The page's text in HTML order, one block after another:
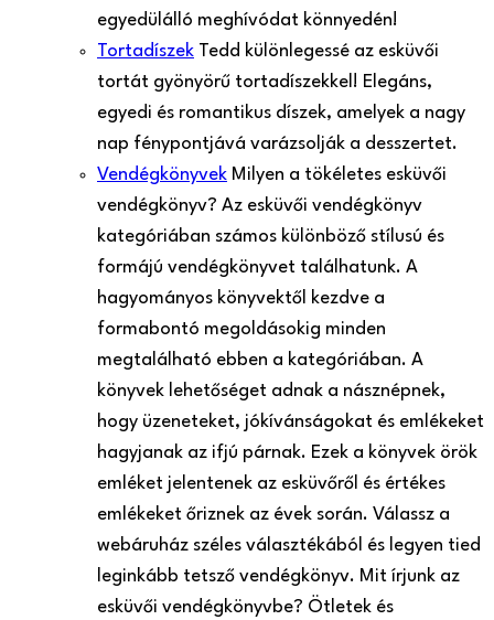
egyedülálló meghívódat könnyedén!
Tortadíszek Tedd különlegessé az esküvői
tortát gyönyörű tortadíszekkel! Elegáns,
egyedi és romantikus díszek, amelyek a nagy
nap fénypontjává varázsolják a desszertet.
Vendégkönyvek Milyen a tökéletes esküvői
vendégkönyv? Az esküvői vendégkönyv
kategóriában számos különböző stílusú és
formájú vendégkönyvet találhatunk. A
hagyományos könyvektől kezdve a
formabontó megoldásokig minden
megtalálható ebben a kategóriában. A
könyvek lehetőséget adnak a násznépnek,
hogy üzeneteket, jókívánságokat és emlékeket
hagyjanak az ifjú párnak. Ezek a könyvek örök
emléket jelentenek az esküvőről és értékes
emlékeket őriznek az évek során. Válassz a
webáruház széles választékából és legyen tied
leginkább tetsző vendégkönyv. Mit írjunk az
esküvői vendégkönyvbe? Ötletek és